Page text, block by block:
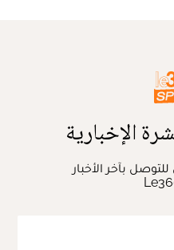
الإخبارية
بآخر الأخبار